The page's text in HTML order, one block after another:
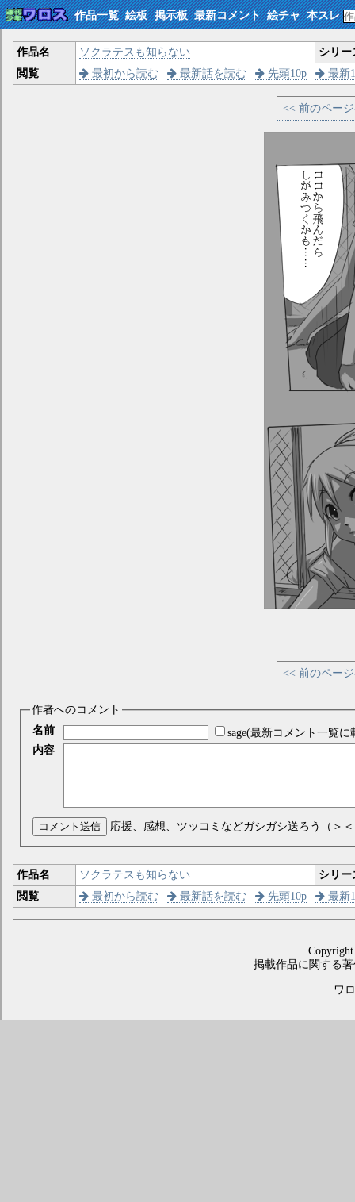
作品一覧 絵板 掲示板 最新コメント 絵チャ 本スレ
作品名 ソクラテスも知らない
シリー
閲覧
最初から読む 最新話を読む 先頭10p 最新
<< 前のペー
<< 前のペー
作者へのコメント
名前
sage(最新コメント一覧に
内容
コメント送信 応援、感想、ツッコミなどガシガシ送ろう（＞
作品名 ソクラテスも知らない
シリー
閲覧
最初から読む 最新話を読む 先頭10p 最新
掲載作品に関する
ワ